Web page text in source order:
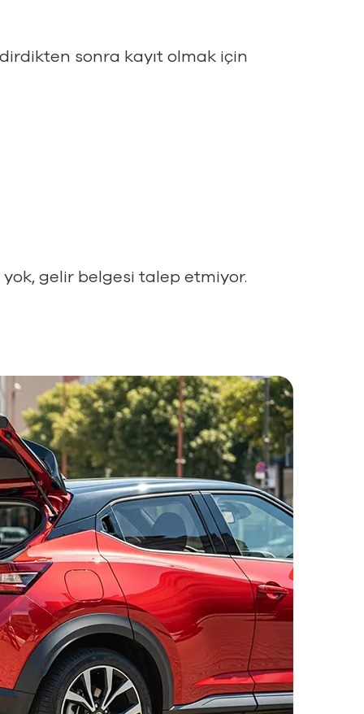
sonra kayıt olmak için
yok, gelir belgesi talep etmiyor.